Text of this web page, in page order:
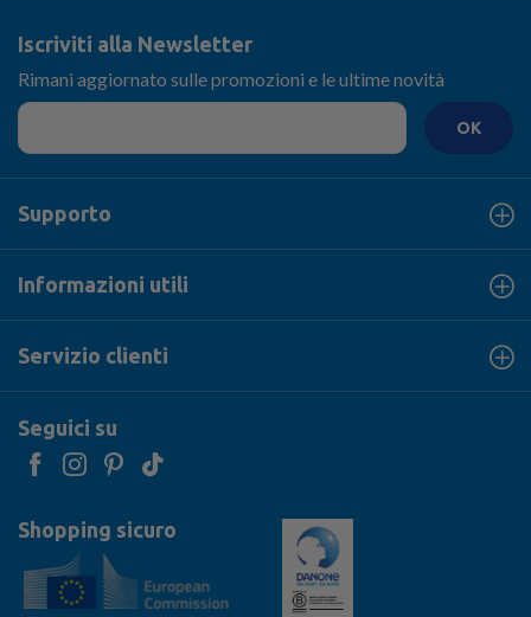
Iscriviti alla Newsletter
Rimani aggiornato sulle promozioni e le ultime novità
OK
Supporto
Informazioni utili
Servizio clienti
Seguici su
Shopping sicuro